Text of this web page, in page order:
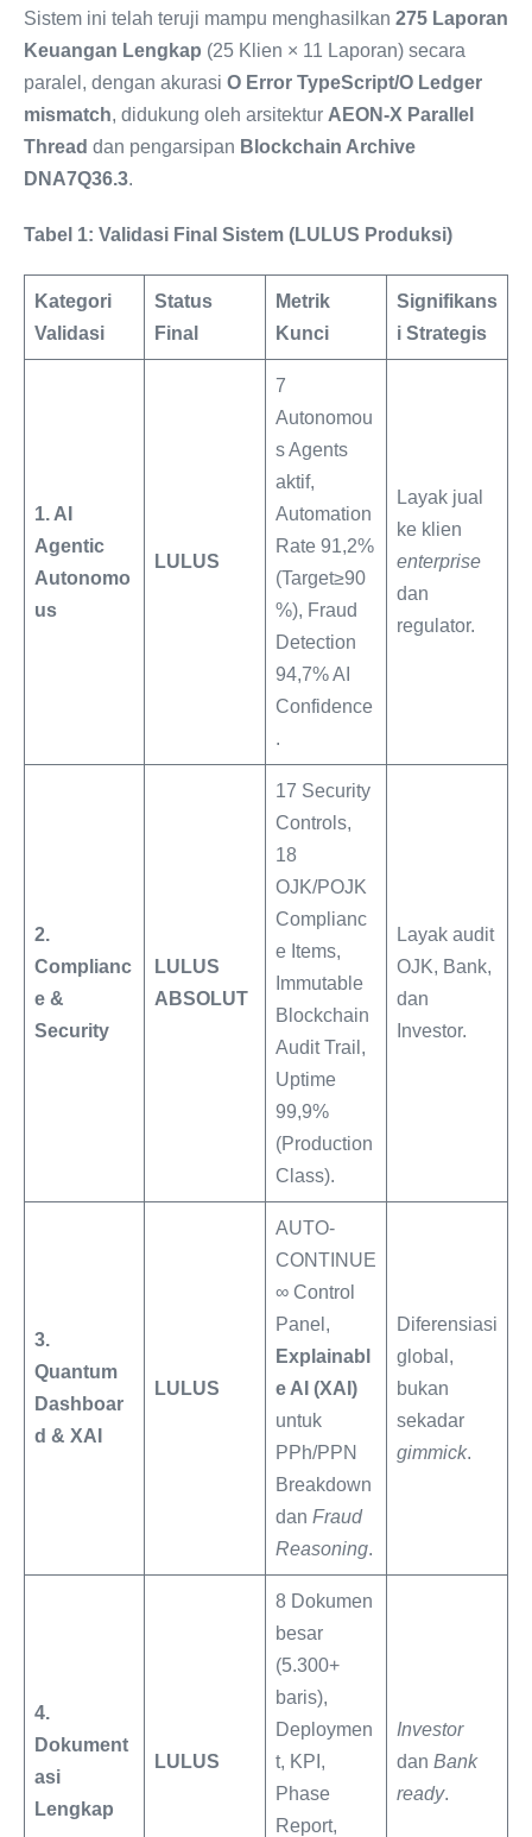
Sistem ini telah teruji mampu menghasilkan 275 Laporan
Keuangan Lengkap (25 Klien × 11 Laporan) secara
paralel, dengan akurasi O Error TypeScript/O Ledger
mismatch, didukung oleh arsitektur AEON-X Parallel
Thread dan pengarsipan Blockchain Archive
DNA7Q36.3.
Tabel 1: Validasi Final Sistem (LULUS Produksi)
Kategori
Validasi
Status
Final
Metrik
Kunci
Signifikans
i Strategis
1. AI
Agentic
Autonomo
us
LULUS
7
Autonomou
s Agents
aktif,
Automation
Rate 91,2%
(Target≥90
%), Fraud
Detection
94,7% AI
Confidence
.
Layak jual
ke klien
enterprise
dan
regulator.
2.
Complianc
e &
Security
LULUS
ABSOLUT
17 Security
Controls,
18
OJK/POJK
Complianc
e Items,
Immutable
Blockchain
Audit Trail,
Uptime
99,9%
(Production
Class).
Layak audit
OJK, Bank,
dan
Investor.
3.
Quantum
Dashboar
d & XAI
LULUS
AUTO-
CONTINUE
∞ Control
Panel,
Explainabl
e AI (XAI)
untuk
PPh/PPN
Breakdown
dan Fraud
Reasoning.
Diferensiasi
global,
bukan
sekadar
gimmick.
4.
Dokument
asi
Lengkap
LULUS
8 Dokumen
besar
(5.300+
baris),
Deploymen
t, KPI,
Phase
Report,
Investor
dan Bank
ready.